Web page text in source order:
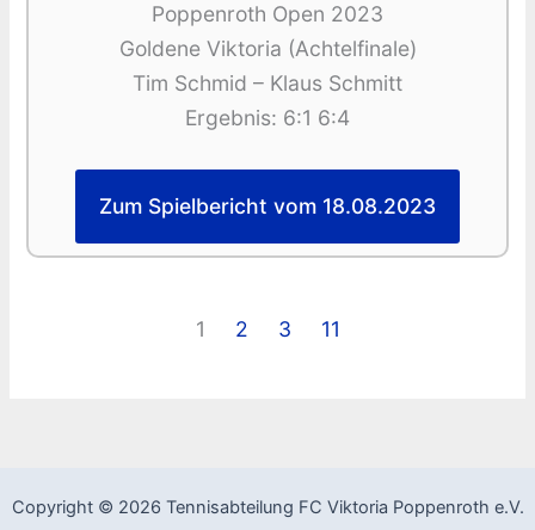
Poppenroth Open 2023
Goldene Viktoria (Achtelfinale)
Tim Schmid – Klaus Schmitt
Ergebnis: 6:1 6:4
Zum Spielbericht vom 18.08.2023
1 2 3 11
Copyright © 2026 Tennisabteilung FC Viktoria Poppenroth e.V.